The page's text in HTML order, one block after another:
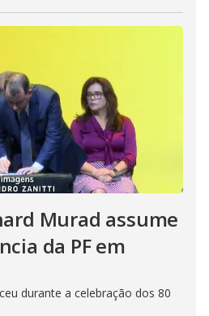
Murad assume
da PF em
durante a celebração dos 80